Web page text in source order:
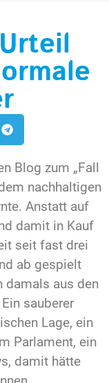
Blog zum „Fall
nachhaltigen
Anstatt auf
damit in Kauf
seit fast drei
ab gespielt
damals aus den
sauberer
Lage, ein
Parlament, ein
damit hätte